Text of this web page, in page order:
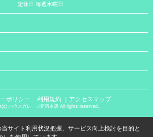
定休日:毎週水曜日
ポリシー ｜ 利用規約 ｜アクセスマップ
ハウスガレージ新宿本店 All rights reserved.
サイト利用状況把握、サービス向上検討を目的と